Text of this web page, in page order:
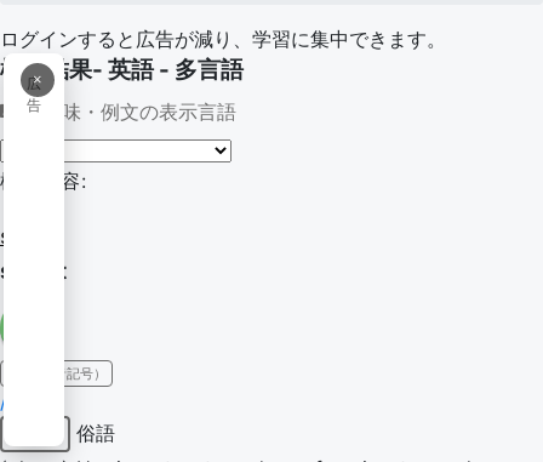
ログインすると広告が減り、学習に集中できます。
×
広
告
検索結果- 英語 - 多言語
意味・例文の表示言語
検索内容:
street
street
IPA（発音記号）
/stɹiːt/
俗語